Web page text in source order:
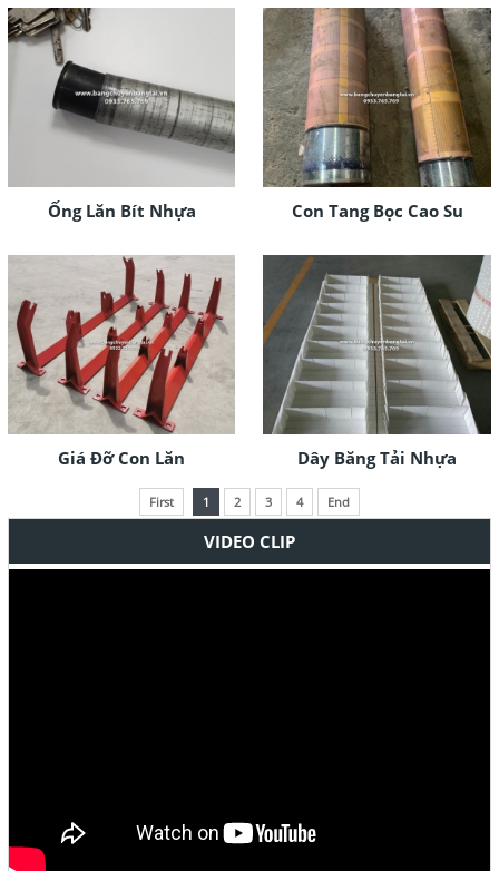
Ống Lăn Bít Nhựa Con Tang Bọc Cao Su
Giá Đỡ Con Lăn Dây Băng Tải Nhựa
First 1 2 3 4 End
VIDEO CLIP